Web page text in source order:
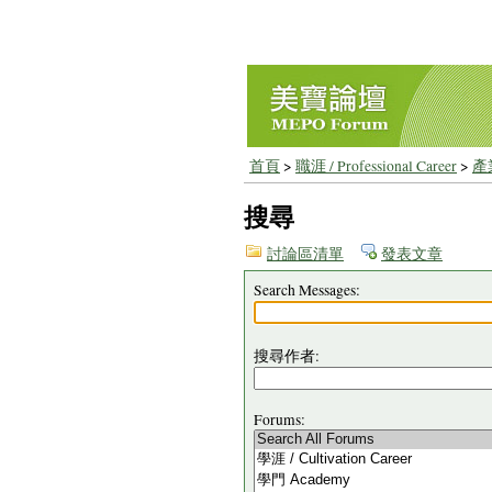
首頁> 職涯 / Professional Career> 產
搜尋
討論區清單
發表文章
Search Messages:
搜尋作者:
Forums: